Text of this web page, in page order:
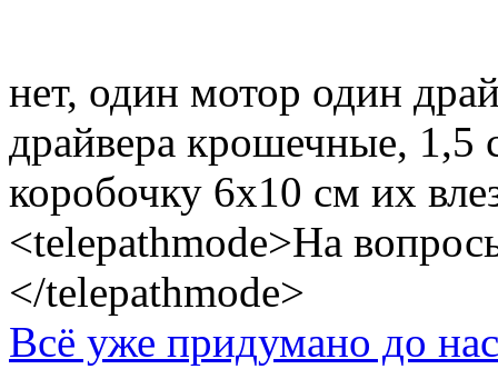
нет, один мотор один
драйвера крошечные, 1,5
коробочку 6х10 см их
<telepathmode>На
</telepathmode>
Всё уже придумано до